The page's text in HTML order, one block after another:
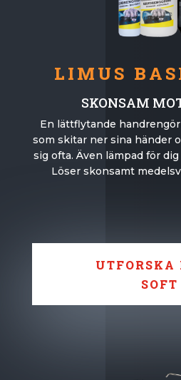
LIMUS
SKONSAM
En lättflytande
som skitar ner sina händer
sig ofta. Även lämpad för
Löser skonsamt
UTFORSKA
SOFT